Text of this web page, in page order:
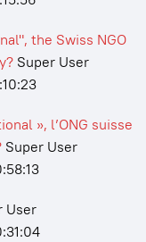
the Swiss NGO
Super User
», l’ONG suisse
Super User
User